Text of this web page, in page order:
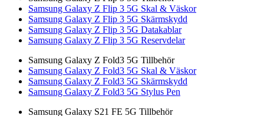
Samsung Galaxy Z Flip 3 5G Skal & Väskor
Samsung Galaxy Z Flip 3 5G Skärmskydd
Samsung Galaxy Z Flip 3 5G Datakablar
Samsung Galaxy Z Flip 3 5G Reservdelar
Samsung Galaxy Z Fold3 5G Tillbehör
Samsung Galaxy Z Fold3 5G Skal & Väskor
Samsung Galaxy Z Fold3 5G Skärmskydd
Samsung Galaxy Z Fold3 5G Stylus Pen
Samsung Galaxy S21 FE 5G Tillbehör